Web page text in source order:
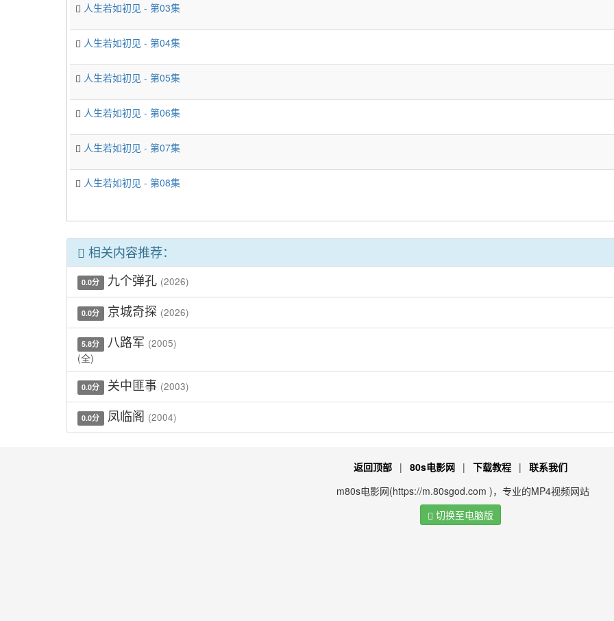
人生若如初见 - 第03集
人生若如初见 - 第04集
人生若如初见 - 第05集
人生若如初见 - 第06集
人生若如初见 - 第07集
人生若如初见 - 第08集
相关内容推荐：
0.0分 九个弹孔 (2026)
0.0分 京城奇探 (2026)
5.8分 八路军 (2005)
(全)
0.0分 关中匪事 (2003)
0.0分 凤临阁 (2004)
返回顶部 | 80s电影网 | 下载教程 | 联系我们
m80s电影网(https://m.80sgod.com )，专业的MP4视频网站
切换至电脑版